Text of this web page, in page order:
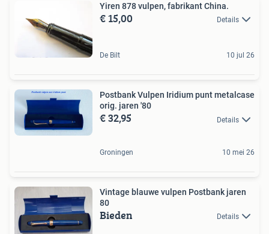
Yiren 878 vulpen, fabrikant China.
€ 15,00 Details
De Bilt 10 jul 26
Postbank Vulpen Iridium punt metalcase
orig. jaren '80
€ 32,95 Details
Groningen 10 mei 26
Vintage blauwe vulpen Postbank jaren
80
Bieden Details